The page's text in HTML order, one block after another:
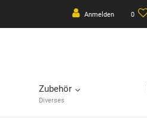
Anmelden 0
Zubehör
Diverses